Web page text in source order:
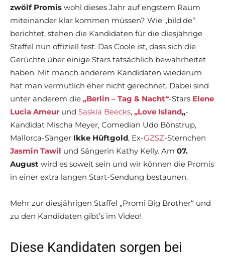
zwölf Promis wohl dieses Jahr auf engstem Raum
miteinander klar kommen müssen? Wie „bild.de“
berichtet, stehen die Kandidaten für die diesjährige
Staffel nun offiziell fest. Das Coole ist, dass sich die
Gerüchte über einige Stars tatsächlich bewahrheitet
haben. Mit manch anderem Kandidaten wiederum
hat man vermutlich eher nicht gerechnet. Dabei sind
unter anderem die „Berlin – Tag & Nacht“-Stars Elene
Lucia Ameur und Saskia Beecks, „Love Island„-
Kandidat Mischa Meyer, Comedian Udo Bönstrup,
Mallorca-Sänger Ikke Hüftgold, Ex-GZSZ-Sternchen
Jasmin Tawil und Sängerin Kathy Kelly. Am 07.
August wird es soweit sein und wir können die Promis
in einer extra langen Start-Sendung bestaunen.
Mehr zur diesjährigen Staffel „Promi Big Brother“ und
zu den Kandidaten gibt’s im Video!
Diese Kandidaten sorgen bei